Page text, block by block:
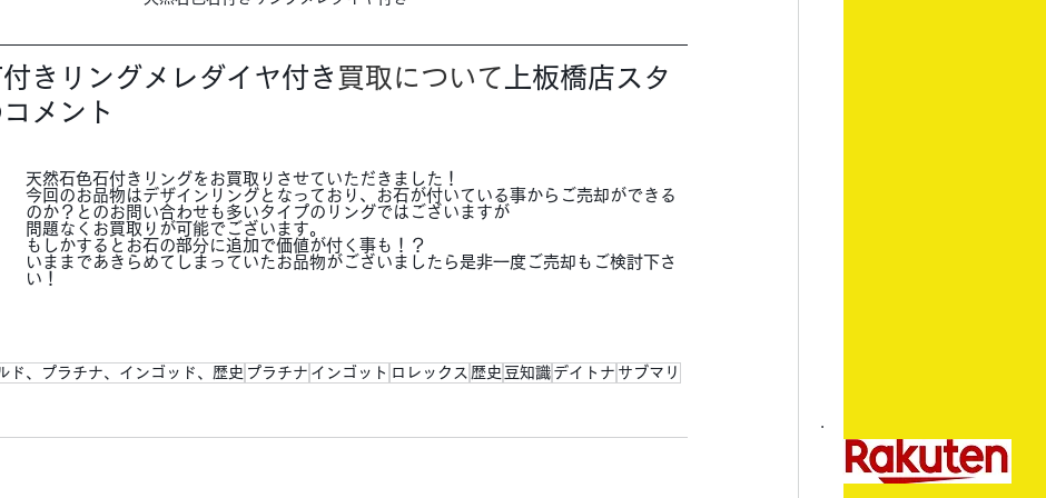
きリングメレダイヤ付き 買取について 上板橋店スタ
メント
天然石色石付きリングをお買取りさせていただきました！
今回のお品物はデザインリングとなっており、お石が付いている事からご売却ができる
のか？とのお問い合わせも多いタイプのリングではございますが
問題なくお買取りが可能でございます。
もしかするとお石の部分に追加で価値が付く事も！？
いままであきらめてしまっていたお品物がございましたら是非一度ご売却もご検討下さ
い！
ド、プラチナ、インゴッド、歴史 プラチナ インゴット ロレックス 歴史 豆知識 デイトナ サブマリ